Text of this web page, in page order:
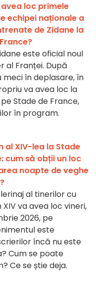
loc primele
echipei naționale a
de Zidane la
este oficial noul
al Franței. După
meci în deplasare, în
va avea loc la
Stade de France,
în program.
al XIV-lea la Stade
cum să obții un loc
noapte de veghe
al tinerilor cu
XIV va avea loc vineri,
2026, pe
este
încă nu este
Cum se poate
Ce se știe deja.